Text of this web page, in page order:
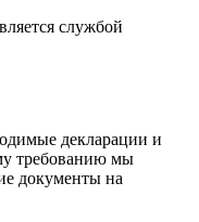
службой
декларации и
требованию мы
документы на